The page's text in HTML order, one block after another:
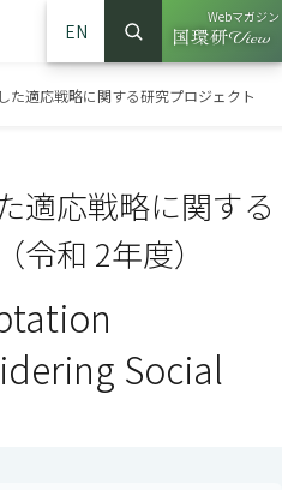
EN
サイト内検索
検索
Webマガジン
（別ウイ
た適応戦略に関する研究プロジェクト
適応戦略に関する
和 2年度）
Social